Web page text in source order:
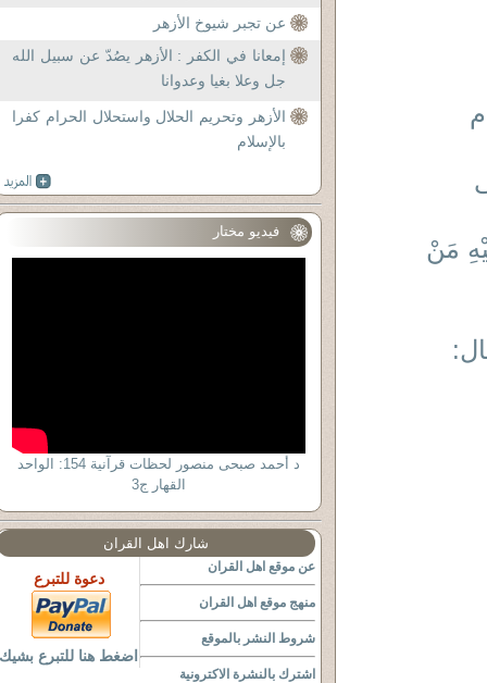
مَنْ
عن تجبر شيوخ الأزهر
إمعانا في الكفر : الأزهر يصُدّ عن سبيل الله
جل وعلا بغيا وعدوانا
الأزهر وتحريم الحلال واستحلال الحرام كفرا
بالإسلام
فيديو مختار
د أحمد صبحى منصور لحظات قرآنية 154: الواحد
القهار ج3
شارك اهل القران
عن موقع اهل القران
منهج موقع اهل القران
شروط النشر بالموقع
اشترك بالنشرة الاكترونية
دعوة للتبرع
اضغط هنا للتبرع بشيك